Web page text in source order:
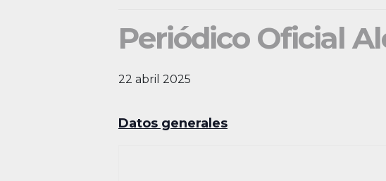
Periódico Oficial
22 abril 2025
Datos generales